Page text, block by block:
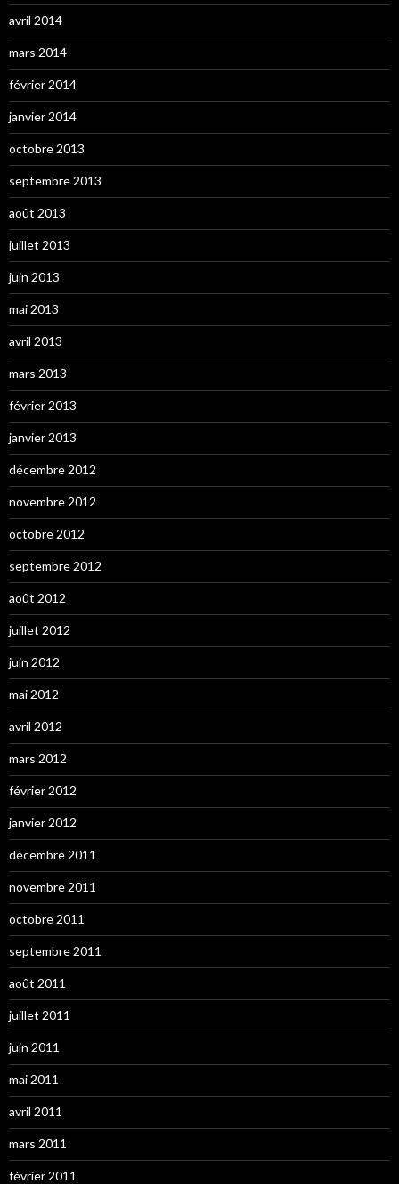
avril 2014
mars 2014
février 2014
janvier 2014
octobre 2013
septembre 2013
août 2013
juillet 2013
juin 2013
mai 2013
avril 2013
mars 2013
février 2013
janvier 2013
décembre 2012
novembre 2012
octobre 2012
septembre 2012
août 2012
juillet 2012
juin 2012
mai 2012
avril 2012
mars 2012
février 2012
janvier 2012
décembre 2011
novembre 2011
octobre 2011
septembre 2011
août 2011
juillet 2011
juin 2011
mai 2011
avril 2011
mars 2011
février 2011